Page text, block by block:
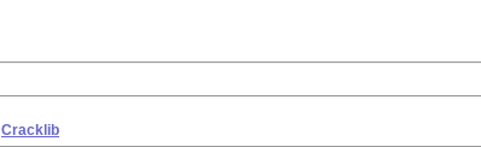
Cracklib